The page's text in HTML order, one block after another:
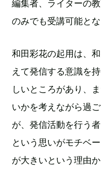
編集者、ライターの
のみでも受講可能とな
和田彩花の起用は、
えて発信する意識を
しいところがあり、
いかを考えながら過
が、発信活動を行う
という思いがモチベ
が大きいという理由か